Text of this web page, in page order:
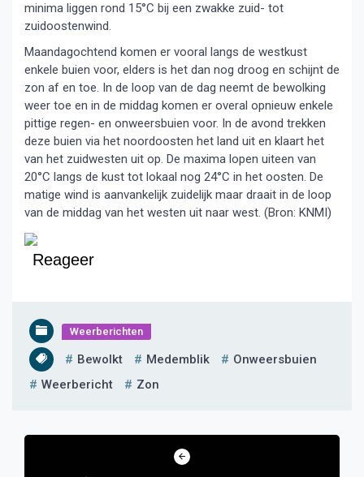
minima liggen rond 15°C bij een zwakke zuid- tot
zuidoostenwind.
Maandagochtend komen er vooral langs de westkust
enkele buien voor, elders is het dan nog droog en schijnt de
zon af en toe. In de loop van de dag neemt de bewolking
weer toe en in de middag komen er overal opnieuw enkele
pittige regen- en onweersbuien voor. In de avond trekken
deze buien via het noordoosten het land uit en klaart het
van het zuidwesten uit op. De maxima lopen uiteen van
20°C langs de kust tot lokaal nog 24°C in het oosten. De
matige wind is aanvankelijk zuidelijk maar draait in de loop
van de middag van het westen uit naar west. (Bron: KNMI)
Reageer
Weerberichten
Bewolkt Medemblik
Onweersbuien
Weerbericht
Zon
Bericht